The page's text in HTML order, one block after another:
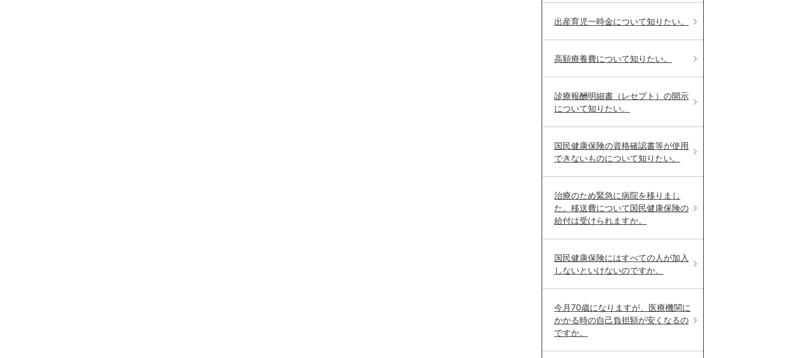
出産育児一時金について知りたい。
高額療養費について知りたい。
診療報酬明細書（レセプト）の開示
について知りたい。
国民健康保険の資格確認書等が使用
できないものについて知りたい。
治療のため緊急に病院を移りまし
た。移送費について国民健康保険の
給付は受けられますか。
国民健康保険にはすべての人が加入
しないといけないのですか。
今月70歳になりますが、医療機関に
かかる時の自己負担額が安くなるの
ですか。